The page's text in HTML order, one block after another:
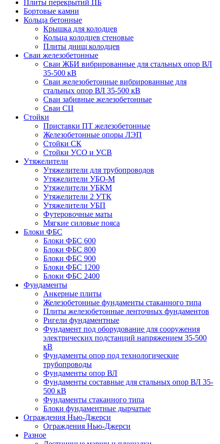
Плиты перекрытий ПБ
Бортовые камни
Кольца бетонные
Крышка для колодцев
Кольца колодцев стеновые
Плиты днищ колодцев
Сваи железобетонные
Сваи ЖБИ вибрированные для стальных опор ВЛ
35-500 кВ
Сваи железобетонные вибрированные для
стальных опор ВЛ 35-500 кВ
Сваи забивные железобетонные
Сваи СЦ
Стойки
Приставки ПТ железобетонные
Железобетонные опоры ЛЭП
Стойки СК
Стойки УСО и УСВ
Утяжелители
Утяжелители для трубопроводов
Утяжелители УБО-М
Утяжелители УБКМ
Утяжелители 2 УТК
Утяжелители УБП
Футеровочные маты
Мягкие силовые пояса
Блоки ФБС
Блоки ФБС 600
Блоки ФБС 800
Блоки ФБС 900
Блоки ФБС 1200
Блоки ФБС 2400
Фундаменты
Анкерные плиты
Железобетонные фундаменты стаканного типа
Плиты железобетонные ленточных фундаментов
Ригели фундаментные
Фундамент под оборудование для сооружения
электрических подстанций напряжением 35-500
кВ
Фундаменты опор под технологические
трубопроводы
Фундаменты опор ВЛ
Фундаменты составные для стальных опор ВЛ 35-
500 кВ
Фундаменты стаканного типа
Блоки фундаментные дырчатые
Ограждения Нью-Джерси
Ограждения Нью-Джерси
Разное